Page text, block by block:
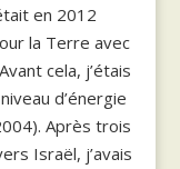
en 2012
la Terre avec
cela, j’étais
d’énergie
Après trois
Israël, j’avais